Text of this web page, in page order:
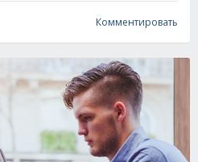
Комментировать